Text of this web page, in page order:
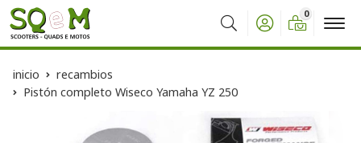
Buscar
0
inicio
recambios
Pistón completo Wiseco Yamaha YZ 250